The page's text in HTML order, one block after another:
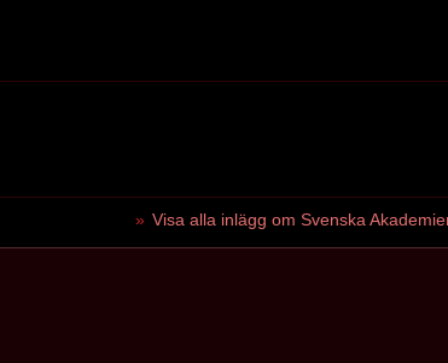
Visa alla inlägg om Svenska